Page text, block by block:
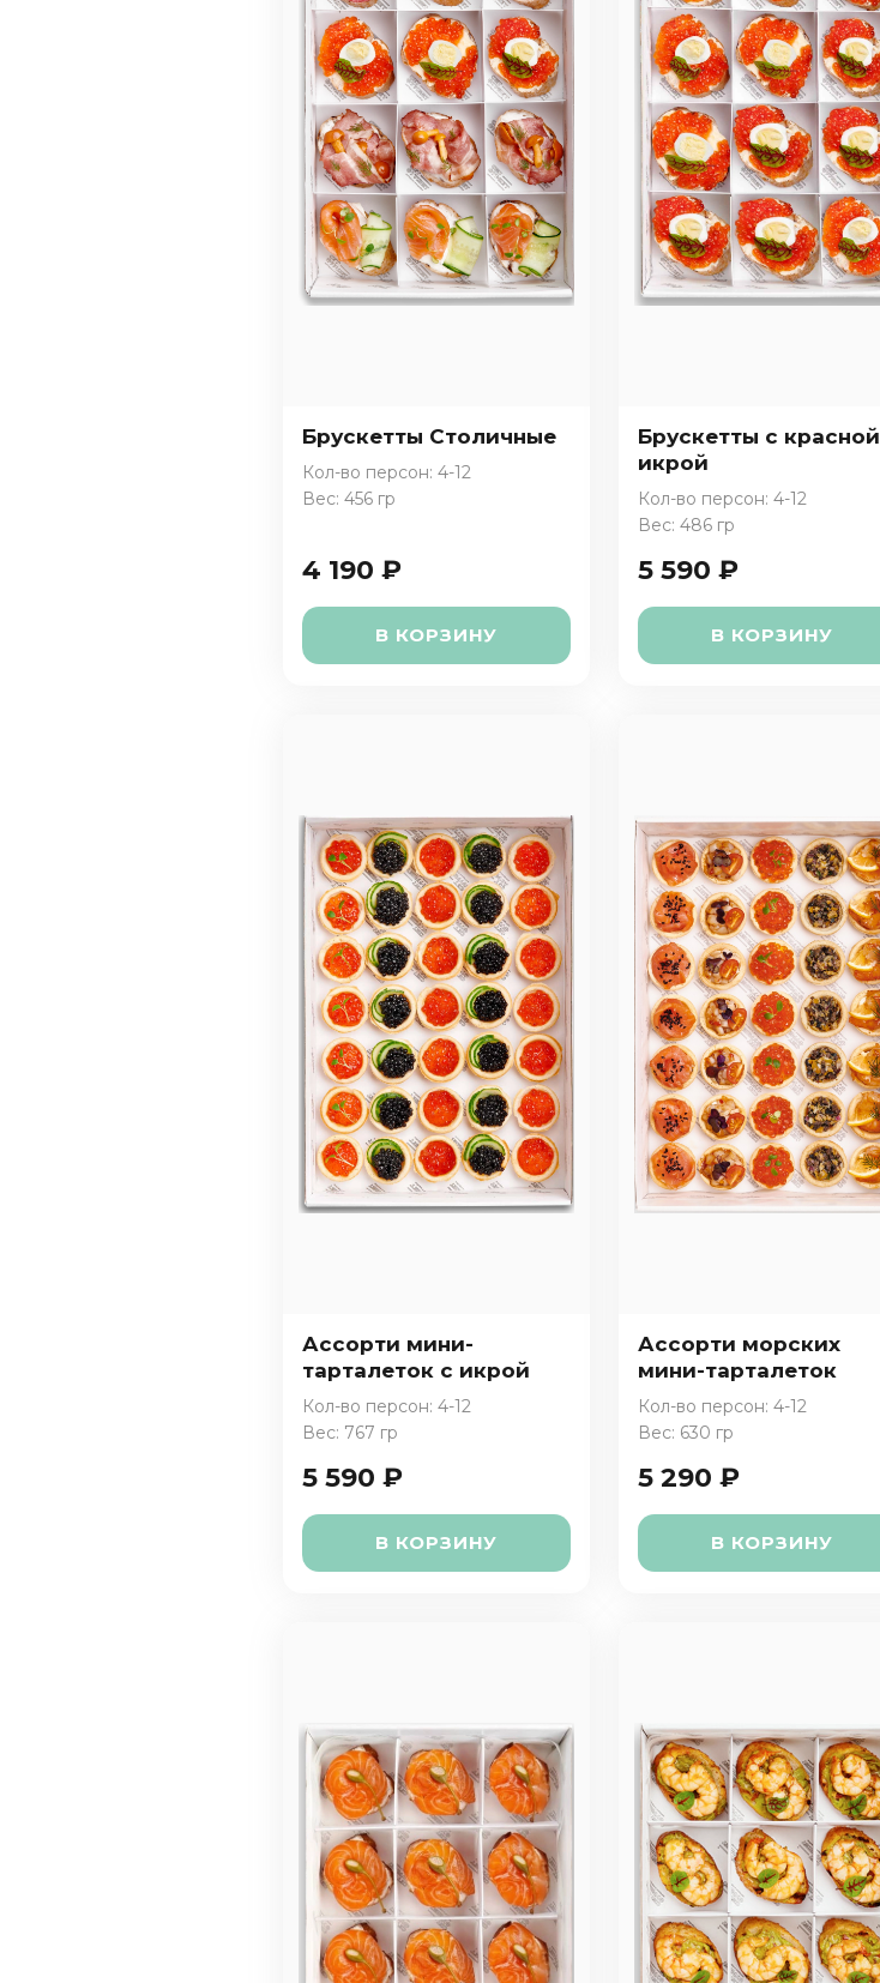
Брускетты Столичные
Кол-во персон: 4-12
Вес: 456 гр
4 190 ₽
В КОРЗИНУ
Брускетты с красной
икрой
Кол-во персон: 4-12
Вес: 486 гр
5 590 ₽
В КОРЗИНУ
Ассорти мини-
тарталеток с икрой
Кол-во персон: 4-12
Вес: 767 гр
5 590 ₽
В КОРЗИНУ
Ассорти морских
мини-тарталеток
Кол-во персон: 4-12
Вес: 630 гр
5 290 ₽
В КОРЗИНУ